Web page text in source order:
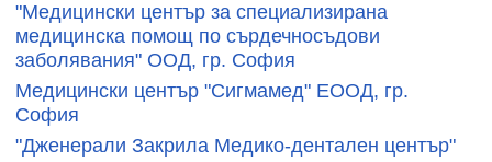
"Медицински център за специализирана
медицинска помощ по сърдечносъдови
заболявания" ООД, гр. София
Медицински център "Сигмамед" ЕООД, гр.
София
"Дженерали Закрила Медико-дентален център"